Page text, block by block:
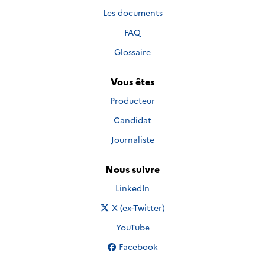
Les documents
FAQ
Glossaire
Vous êtes
Producteur
Candidat
Journaliste
Nous suivre
Nous suivre sur
LinkedIn
Nous suivre sur
X (ex-Twitter)
Nous suivre sur
YouTube
Nous suivre sur
Facebook